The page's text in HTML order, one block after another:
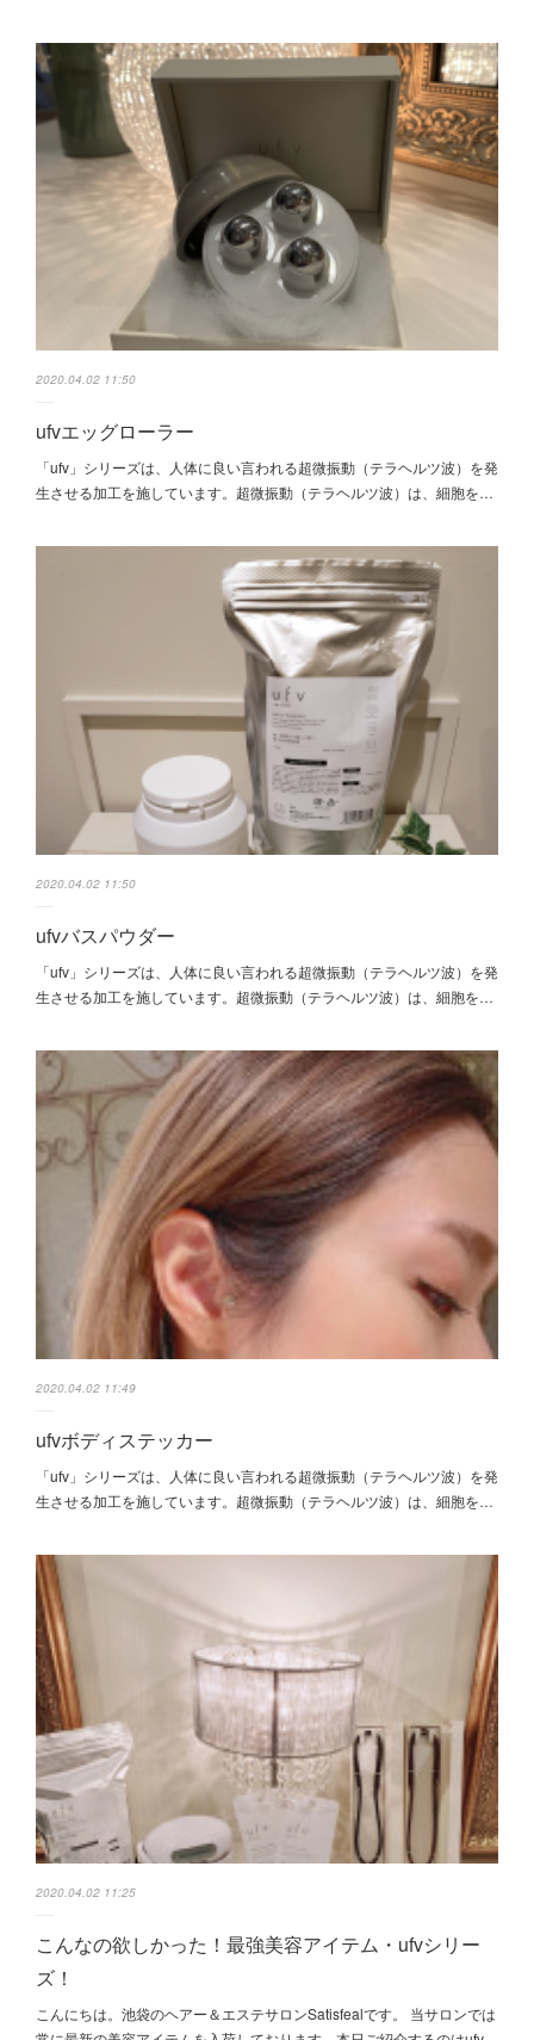
2020.04.02 11:50
ufvエッグローラー
「ufv」シリーズは、人体に良い言われる超微振動（テラヘルツ波）を発
生させる加工を施しています。超微振動（テラヘルツ波）は、細胞を…
2020.04.02 11:50
ufvバスパウダー
「ufv」シリーズは、人体に良い言われる超微振動（テラヘルツ波）を発
生させる加工を施しています。超微振動（テラヘルツ波）は、細胞を…
2020.04.02 11:49
ufvボディステッカー
「ufv」シリーズは、人体に良い言われる超微振動（テラヘルツ波）を発
生させる加工を施しています。超微振動（テラヘルツ波）は、細胞を…
2020.04.02 11:25
こんなの欲しかった！最強美容アイテム・ufvシリー
ズ！
こんにちは。池袋のヘアー＆エステサロンSatisfealです。 当サロンでは